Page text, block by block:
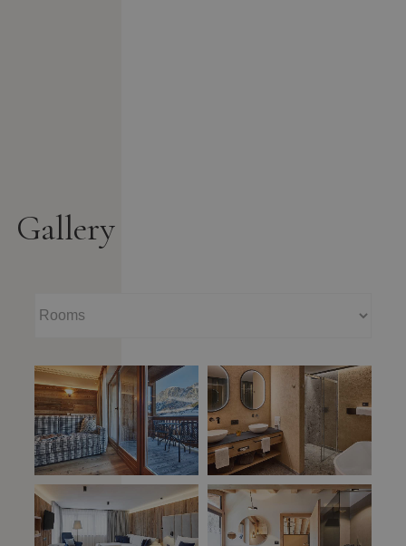
Gallery